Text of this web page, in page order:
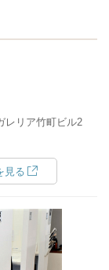
リア竹町ビル2
見る